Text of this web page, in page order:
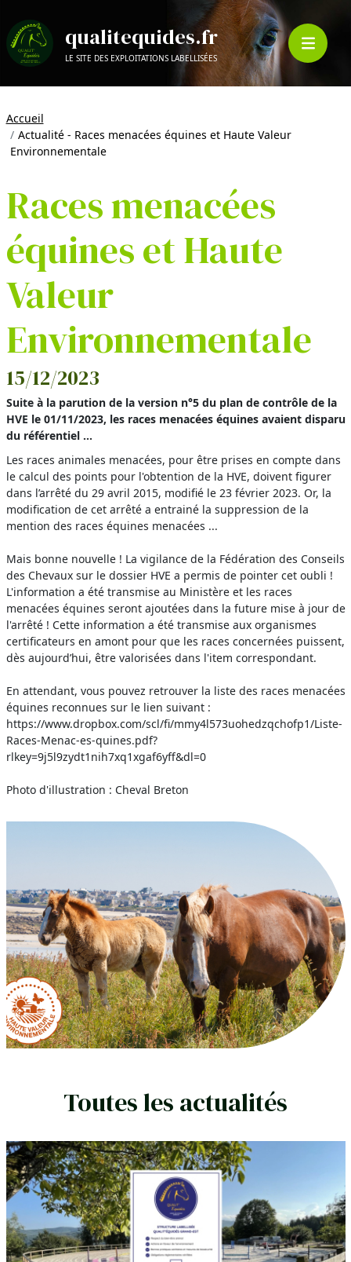
qualitequides.fr
LE SITE DES EXPLOITATIONS LABELLISÉES
Accueil
Actualité - Races menacées équines et Haute Valeur
Environnementale
Races menacées
équines et Haute
Valeur
Environnementale
15/12/2023
Suite à la parution de la version n°5 du plan de contrôle de la
HVE le 01/11/2023, les races menacées équines avaient disparu
du référentiel ...
Les races animales menacées, pour être prises en compte dans
le calcul des points pour l'obtention de la HVE, doivent figurer
dans l’arrêté du 29 avril 2015, modifié le 23 février 2023. Or, la
modification de cet arrêté a entrainé la suppression de la
mention des races équines menacées ...
Mais bonne nouvelle ! La vigilance de la Fédération des Conseils
des Chevaux sur le dossier HVE a permis de pointer cet oubli !
L'information a été transmise au Ministère et les races
menacées équines seront ajoutées dans la future mise à jour de
l'arrêté ! Cette information a été transmise aux organismes
certificateurs en amont pour que les races concernées puissent,
dès aujourd’hui, être valorisées dans l'item correspondant.
En attendant, vous pouvez retrouver la liste des races menacées
équines reconnues sur le lien suivant :
https://www.dropbox.com/scl/fi/mmy4l573uohedzqchofp1/Liste-
Races-Menac-es-quines.pdf?
rlkey=9j5l9zydt1nih7xq1xgaf6yff&dl=0
Photo d'illustration : Cheval Breton
Toutes les actualités